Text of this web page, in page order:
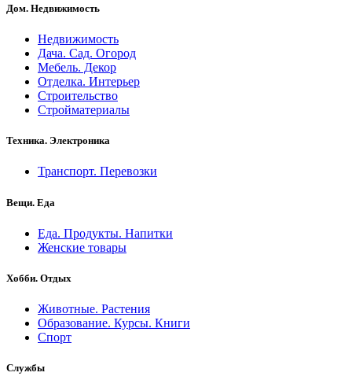
Дом. Недвижимость
Недвижимость
Дача. Сад. Огород
Мебель. Декор
Отделка. Интерьер
Строительство
Стройматериалы
Техника. Электроника
Транспорт. Перевозки
Вещи. Еда
Еда. Продукты. Напитки
Женские товары
Хобби. Отдых
Животные. Растения
Образование. Курсы. Книги
Спорт
Службы